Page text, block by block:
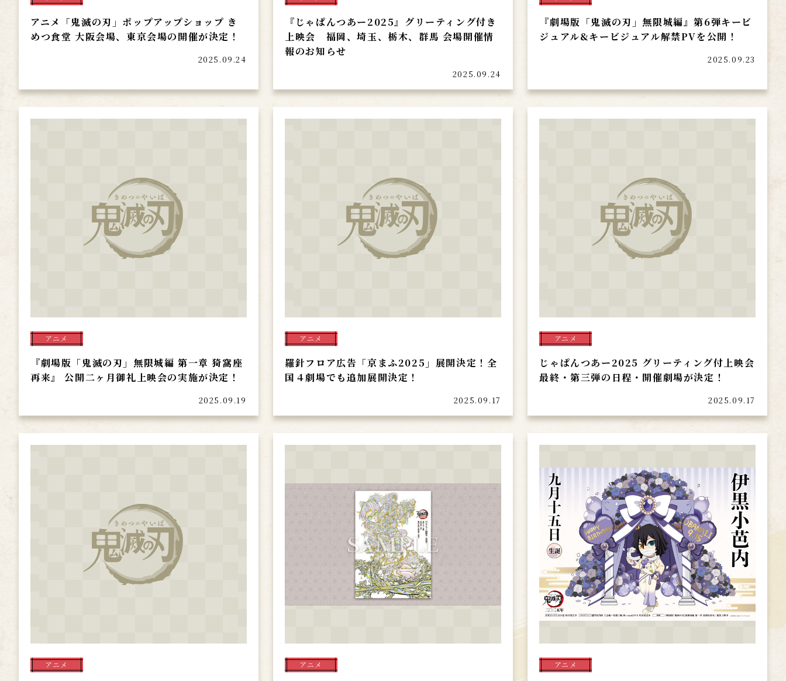
アニメ「鬼滅の刃」ポップアップショップ き
めつ食堂 大阪会場、東京会場の開催が決定！
2025.09.24
『じゃぱんつあー2025』グリーティング付き
上映会 福岡、埼玉、栃木、群馬 会場開催情
報のお知らせ
2025.09.24
『劇場版「鬼滅の刃」無限城編』第6弾キービ
ジュアル&キービジュアル解禁PVを公開！
2025.09.23
アニメ
『劇場版「鬼滅の刃」無限城編 第一章 猗窩座
再来』 公開二ヶ月御礼上映会の実施が決定！
2025.09.19
アニメ
羅針フロア広告「京まふ2025」展開決定！全
国４劇場でも追加展開決定！
2025.09.17
アニメ
じゃぱんつあー2025 グリーティング付上映会
最終・第三弾の日程・開催劇場が決定！
2025.09.17
アニメ アニメ アニメ